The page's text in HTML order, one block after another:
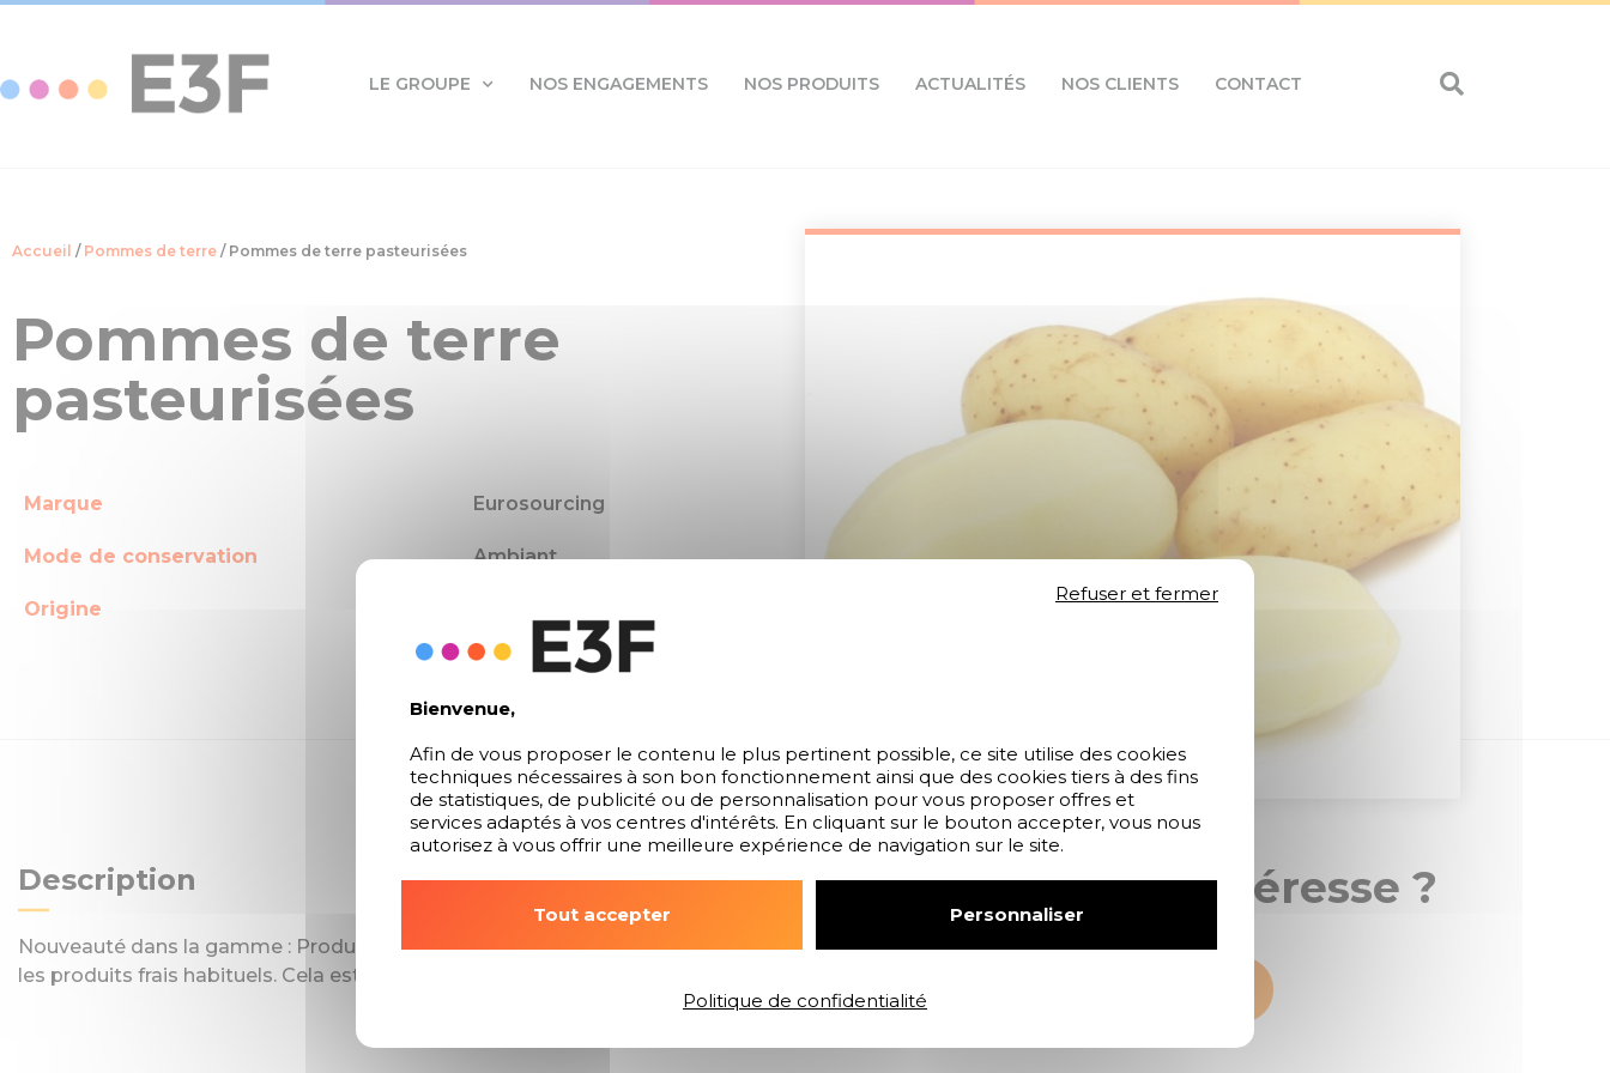
LE GROUPE NOS ENGAGEMENTS NOS PRODUITS ACTUALITÉS NOS CLIENTS CONTACT
Accueil / Pommes de terre / Pommes de terre pasteurisées
Pommes de terre
pasteurisées
Marque Eurosourcing
Mode de conservation Ambiant
Origine
Description
Nouveauté dans la gamme : Produits frais se conservant beaucoup mieux que
les produits frais habituels. Cela est dû a la pasteurisation des produits.
Ce produit vous intéresse ?
Panneau de gestion des cookies
Bienvenue,
Afin de vous proposer le contenu le plus pertinent possible, ce site utilise des cookies
techniques nécessaires à son bon fonctionnement ainsi que des cookies tiers à des fins
de statistiques, de publicité ou de personnalisation pour vous proposer offres et
services adaptés à vos centres d'intérêts. En cliquant sur le bouton accepter, vous nous
autorisez à vous offrir une meilleure expérience de navigation sur le site.
Tout accepter
Refuser et fermer
Personnaliser
Politique de confidentialité